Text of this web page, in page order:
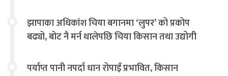
झापाका अधिकांश चिया बगानमा ‘लुपर’ को प्रकोप
बढ्यो, बोट नै मर्न थालेपछि चिया किसान तथा उद्योगी
पर्याप्त पानी नपर्दा धान रोपाइँ प्रभावित, किसान